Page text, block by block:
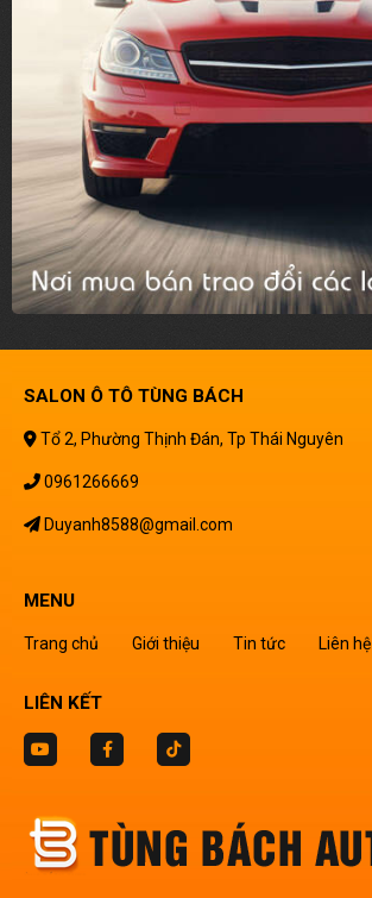
SALON Ô TÔ TÙNG BÁCH
Tổ 2, Phường Thịnh Đán, Tp Thái Nguyên
0961266669
Duyanh8588@gmail.com
MENU
Trang chủ Giới thiệu Tin tức Liên hệ
LIÊN KẾT